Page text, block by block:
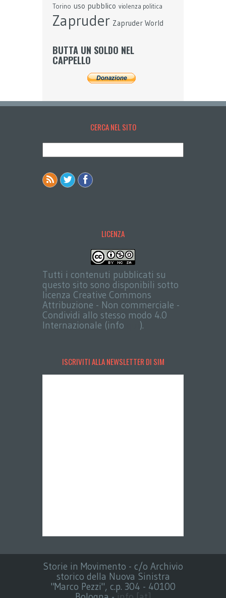
Torino uso pubblico violenza politica
Zapruder Zapruder World
BUTTA UN SOLDO NEL
CAPPELLO
CERCA NEL SITO
LICENZA
Tutti i contenuti pubblicati su
questo sito sono disponibili sotto
licenza Creative Commons
Attribuzione - Non commerciale -
Condividi allo stesso modo 4.0
Internazionale (info
).
ISCRIVITI ALLA NEWSLETTER DI SIM
Storie in Movimento - c/o Archivio
storico della Nuova Sinistra
"Marco Pezzi", c.p. 304 - 40100